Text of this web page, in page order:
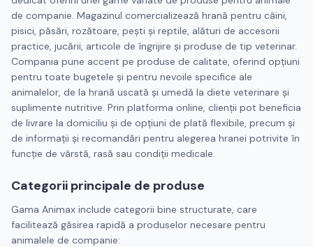
de companie. Magazinul comercializează hrană pentru câini,
pisici, păsări, rozătoare, pești și reptile, alături de accesorii
practice, jucării, articole de îngrijire și produse de tip veterinar.
Compania pune accent pe produse de calitate, oferind opțiuni
pentru toate bugetele și pentru nevoile specifice ale
animalelor, de la hrană uscată și umedă la diete veterinare și
suplimente nutritive. Prin platforma online, clienții pot beneficia
de livrare la domiciliu și de opțiuni de plată flexibile, precum și
de informații și recomandări pentru alegerea hranei potrivite în
funcție de vârstă, rasă sau condiții medicale.
Categorii principale de produse
Gama Animax include categorii bine structurate, care
facilitează găsirea rapidă a produselor necesare pentru
animalele de companie: